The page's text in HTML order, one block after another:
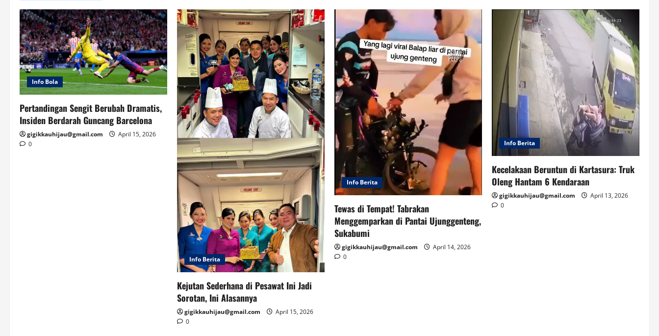
Info Bola
Pertandingan Sengit Berubah Dramatis,
Insiden Berdarah Guncang Barcelona
gigikkauhijau@gmail.com
April 15, 2026
0
Info Berita
Kejutan Sederhana di Pesawat Ini Jadi
Sorotan, Ini Alasannya
gigikkauhijau@gmail.com
April 15, 2026
0
Info Berita
Tewas di Tempat! Tabrakan
Menggemparkan di Pantai Ujunggenteng,
Sukabumi
gigikkauhijau@gmail.com
April 14, 2026
0
Info Berita
Kecelakaan Beruntun di Kartasura: Truk
Oleng Hantam 6 Kendaraan
gigikkauhijau@gmail.com
April 13, 2026
0